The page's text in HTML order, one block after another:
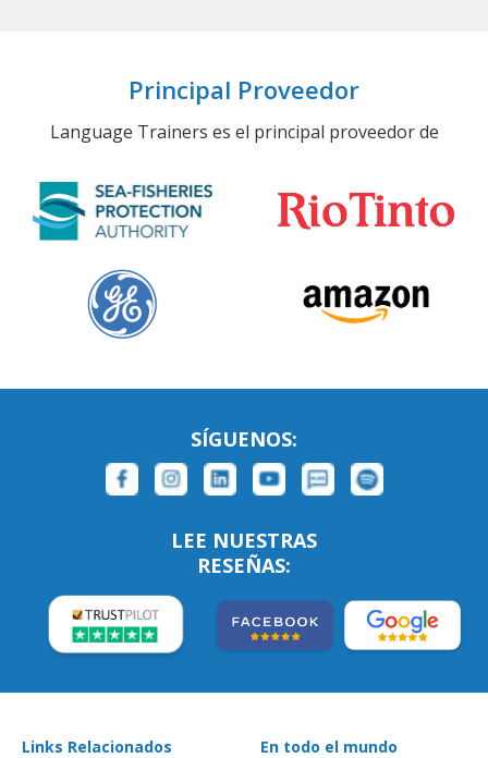
Principal Proveedor
Language Trainers es el principal proveedor de
SÍGUENOS:
LEE NUESTRAS
RESEÑAS:
Links Relacionados En todo el mundo